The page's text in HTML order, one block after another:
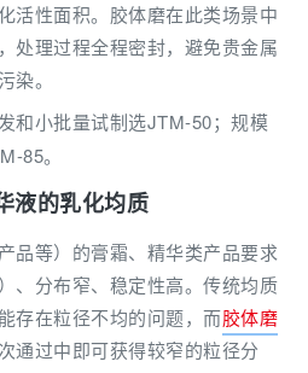
活性面积。胶体磨在此类场景中
处理过程全程密封，避免贵金属
染。
和小批量试制选JTM-50；规模
85。
液的乳化均质
品等）的膏霜、精华类产品要求
、分布窄、稳定性高。传统均质
存在粒径不均的问题，而胶体磨
通过中即可获得较窄的粒径分